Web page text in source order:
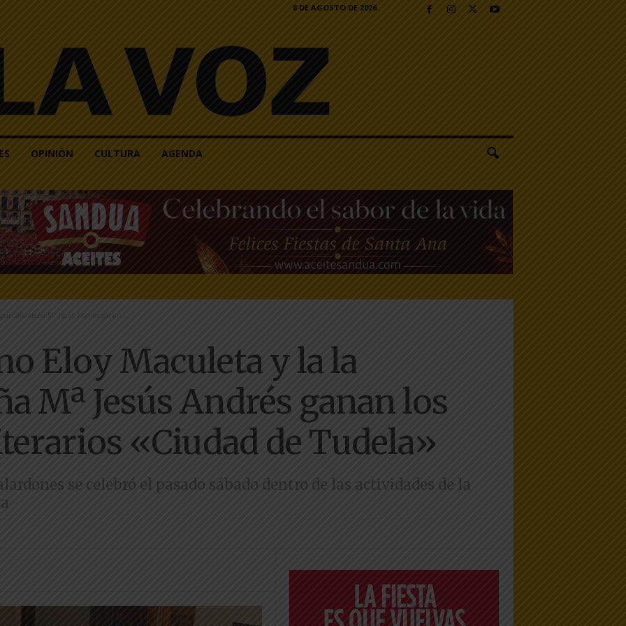
8 DE AGOSTO DE 2026
OPINIÓN CULTURA AGENDA
Mª Jesús Andrés ganan...
Eloy Maculeta y la la
Mª Jesús Andrés ganan los
«Ciudad de Tudela»
se celebró el pasado sábado dentro de las actividades de la